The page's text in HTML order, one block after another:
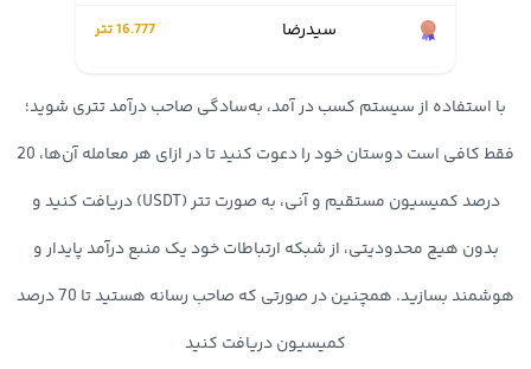
اکسچنج واریز و برداشت به صورت آنی انجام شده و در کمترین زمان
پشتیبانی صرافی اوکی اکسچنج یکی از بزرگترین مزیت های این پلتفرم
خرید و فروش رمز ارز است. شما در هر ساعت از شبانه روز میتوانید
مشکلات و سوالات خود را با تیم پشتیبانی در میان گذاشته و در کمترین
زمان پاسخ خود را دریافت کنید.
با استفاده از سیستم کسب در آمد، به‌سادگی صاحب درآمد تتری شوید؛
فقط کافی است دوستان خود را دعوت کنید تا در ازای هر معامله آن‌ها، 20
درصد کمیسیون مستقیم و آنی، به صورت تتر (USDT) دریافت کنید و
بدون هیچ محدودیتی، از شبکه ارتباطات خود یک منبع درآمد پایدار و
هوشمند بسازید. همچنین در صورتی که صاحب رسانه هستید تا 70 درصد
کمیسیون دریافت کنید
سيدرضا 16.777 تتر